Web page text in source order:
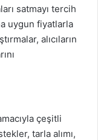
satmayı tercih
uygun fiyatlarla
alıcıların
çeşitli
tarla alımı,